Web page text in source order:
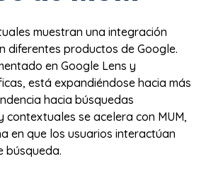
muestran una integración
diferentes productos de Google.
en Google Lens y
está expandiéndose hacia más
hacia búsquedas
contextuales se acelera con MUM,
en que los usuarios interactúan
búsqueda.